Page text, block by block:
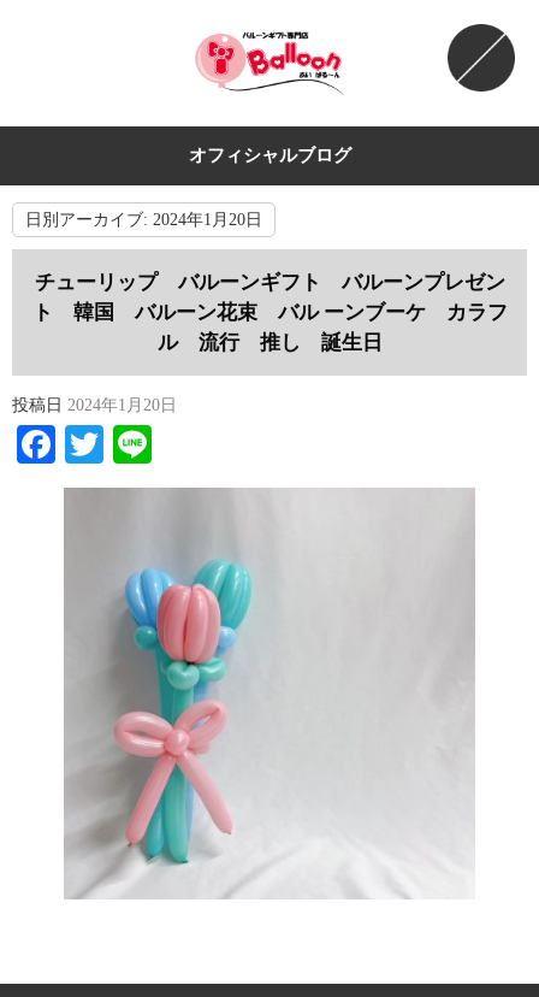
オフィシャルブログ
日別アーカイブ: 2024年1月20日
チューリップ バルーンギフト バルーンプレゼン
ト 韓国 バルーン花束 バル ーンブーケ カラフ
ル 流行 推し 誕生日
投稿日 2024年1月20日
Facebook
Twitter